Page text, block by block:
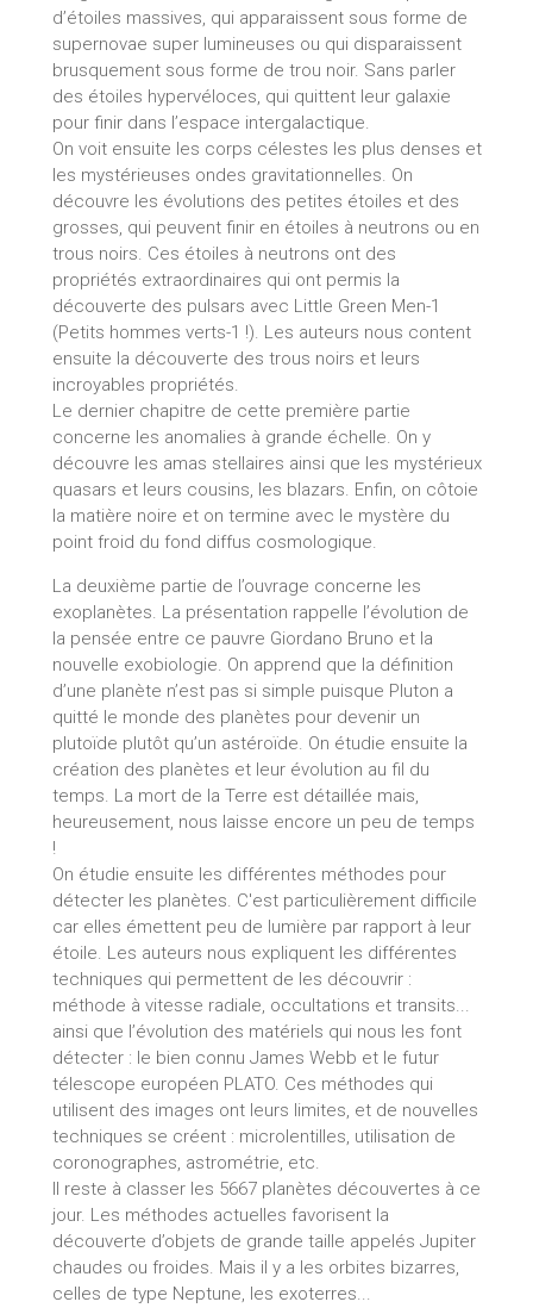
d’étoiles massives, qui apparaissent sous forme de
supernovae super lumineuses ou qui disparaissent
brusquement sous forme de trou noir. Sans parler
des étoiles hypervéloces, qui quittent leur galaxie
pour finir dans l’espace intergalactique.
On voit ensuite les corps célestes les plus denses et
les mystérieuses ondes gravitationnelles. On
découvre les évolutions des petites étoiles et des
grosses, qui peuvent finir en étoiles à neutrons ou en
trous noirs. Ces étoiles à neutrons ont des
propriétés extraordinaires qui ont permis la
découverte des pulsars avec Little Green Men-1
(Petits hommes verts-1 !). Les auteurs nous content
ensuite la découverte des trous noirs et leurs
incroyables propriétés.
Le dernier chapitre de cette première partie
concerne les anomalies à grande échelle. On y
découvre les amas stellaires ainsi que les mystérieux
quasars et leurs cousins, les blazars. Enfin, on côtoie
la matière noire et on termine avec le mystère du
point froid du fond diffus cosmologique.
La deuxième partie de l’ouvrage concerne les
exoplanètes. La présentation rappelle l’évolution de
la pensée entre ce pauvre Giordano Bruno et la
nouvelle exobiologie. On apprend que la définition
d’une planète n’est pas si simple puisque Pluton a
quitté le monde des planètes pour devenir un
plutoïde plutôt qu’un astéroïde. On étudie ensuite la
création des planètes et leur évolution au fil du
temps. La mort de la Terre est détaillée mais,
heureusement, nous laisse encore un peu de temps
!
On étudie ensuite les différentes méthodes pour
détecter les planètes. C'est particulièrement difficile
car elles émettent peu de lumière par rapport à leur
étoile. Les auteurs nous expliquent les différentes
techniques qui permettent de les découvrir :
méthode à vitesse radiale, occultations et transits...
ainsi que l’évolution des matériels qui nous les font
détecter : le bien connu James Webb et le futur
télescope européen PLATO. Ces méthodes qui
utilisent des images ont leurs limites, et de nouvelles
techniques se créent : microlentilles, utilisation de
coronographes, astrométrie, etc.
Il reste à classer les 5667 planètes découvertes à ce
jour. Les méthodes actuelles favorisent la
découverte d’objets de grande taille appelés Jupiter
chaudes ou froides. Mais il y a les orbites bizarres,
celles de type Neptune, les exoterres...